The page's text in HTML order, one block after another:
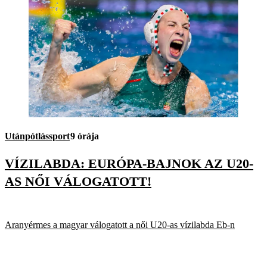
Utánpótlássport9 órája
VÍZILABDA: EURÓPA-BAJNOK AZ U20-
AS NŐI VÁLOGATOTT!
Aranyérmes a magyar válogatott a női U20-as vízilabda Eb-n